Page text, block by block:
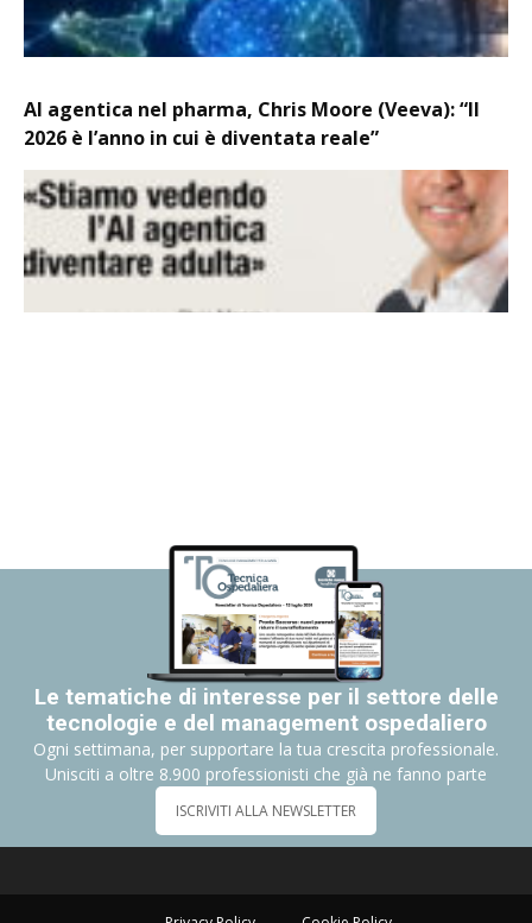
AI agentica nel pharma, Chris Moore (Veeva): “Il
2026 è l’anno in cui è diventata reale”
Le tematiche di interesse per il settore delle
tecnologie e del management ospedaliero
Ogni settimana, per supportare la tua crescita professionale.
Unisciti a oltre 8.900 professionisti che già ne fanno parte
ISCRIVITI ALLA NEWSLETTER